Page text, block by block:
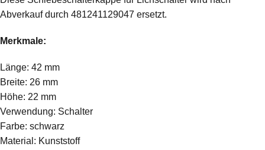
Abverkauf durch 481241129047 ersetzt.
Merkmale:
Länge: 42 mm
Breite: 26 mm
Höhe: 22 mm
Verwendung: Schalter
Farbe: schwarz
Material: Kunststoff